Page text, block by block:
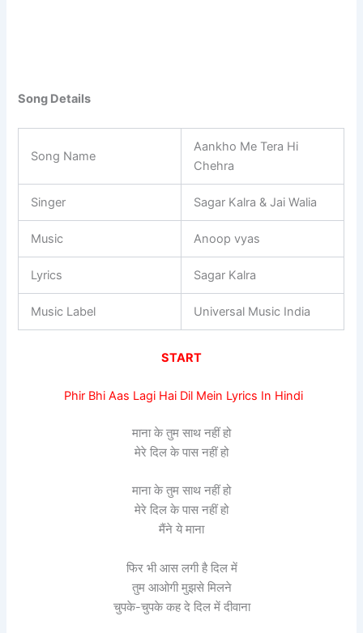
Song Details
Song Name
Aankho Me Tera Hi
Chehra
Singer Sagar Kalra & Jai Walia
Music Anoop vyas
Lyrics Sagar Kalra
Music Label Universal Music India
START
Phir Bhi Aas Lagi Hai Dil Mein Lyrics In Hindi
माना के तुम साथ नहीं हो
मेरे दिल के पास नहीं हो
माना के तुम साथ नहीं हो
मेरे दिल के पास नहीं हो
मैंने ये माना
फिर भी आस लगी है दिल में
तुम आओगी मुझसे मिलने
चुपके-चुपके कह दे दिल में दीवाना